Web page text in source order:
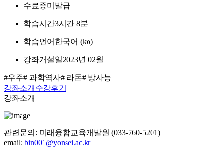
수료증미발급
학습시간3시간 8분
학습언어 한국어 ‎(ko)‎
강좌개설일2023년 02월
#우주# 과학역사# 라돈# 방사능
강좌소개 수강후기
강좌소개
관련문의: 미래융합교육개발원 (033-760-5201)
email: bin001@yonsei.ac.kr